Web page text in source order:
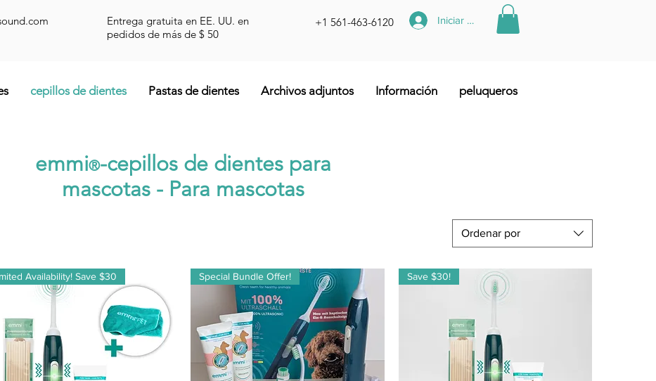
Entrega gratuita en EE. UU. en
pedidos de más de $ 50
+1 561-463-6120 Iniciar sesión
cepillos de dientes Pastas de dientes Archivos adjuntos Información peluqueros
emmi®-cepillos de dientes para
mascotas - Para mascotas
Ordenar por
Availability! Save $30 Special Bundle Offer! Save $30!